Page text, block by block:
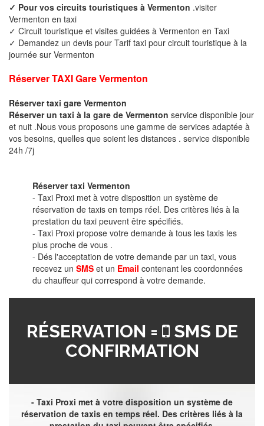
✓ Pour vos circuits touristiques à Vermenton .visiter
Vermenton en taxi
✓ Circuit touristique et visites guidées à Vermenton en Taxi
✓ Demandez un devis pour Tarif taxi pour circuit touristique à la
journée sur Vermenton
Réserver TAXI Gare Vermenton
Réserver taxi gare Vermenton
Réserver un taxi à la gare de Vermenton service disponible jour
et nuit .Nous vous proposons une gamme de services adaptée à
vos besoins, quelles que soient les distances . service disponible
24h /7j
Réserver taxi Vermenton
- Taxi Proxi met à votre disposition un système de
réservation de taxis en temps réel. Des critères liés à la
prestation du taxi peuvent être spécifiés.
- Taxi Proxi propose votre demande à tous les taxis les
plus proche de vous .
- Dés l'acceptation de votre demande par un taxi, vous
recevez un SMS et un Email contenant les coordonnées
du chauffeur qui correspond à votre demande.
RÉSERVATION =
SMS DE
CONFIRMATION
- Taxi Proxi met à votre disposition un système de
réservation de taxis en temps réel. Des critères liés à la